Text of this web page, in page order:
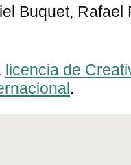
Buquet, Rafael
licencia de
.